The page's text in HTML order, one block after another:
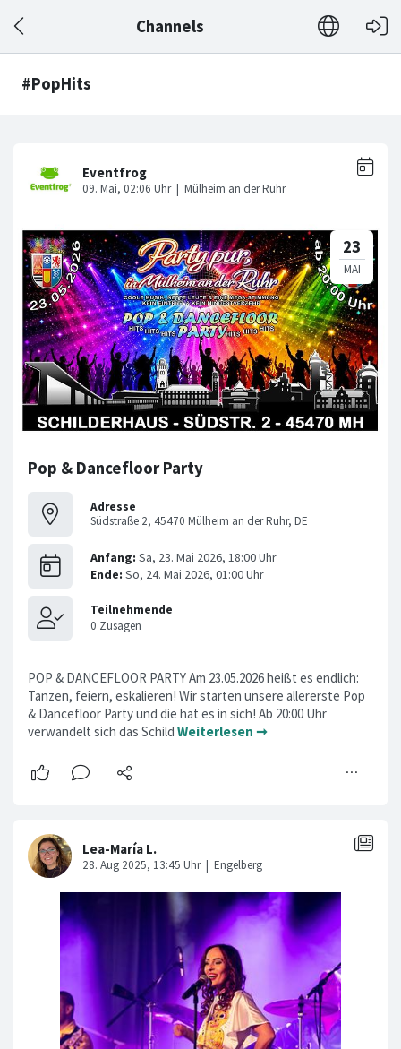
Channels
#PopHits
Pop & Dancefloor Party
Adresse
Südstraße 2, 45470 Mülheim an der Ruhr, DE
POP & DANCEFLOOR PARTY Am 23.05.2026 heißt es endlich:
Tanzen, feiern, eskalieren! Wir starten unsere allererste Pop
& Dancefloor Party und die hat es in sich! Ab 20:00 Uhr
verwandelt sich das Schild Weiterlesen ➞